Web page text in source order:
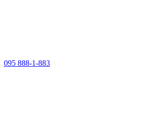
095 888-1-883